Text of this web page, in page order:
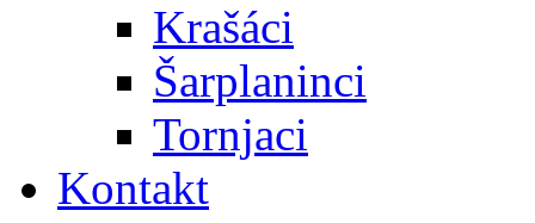
Krašáci
Šarplaninci
Tornjaci
Kontakt